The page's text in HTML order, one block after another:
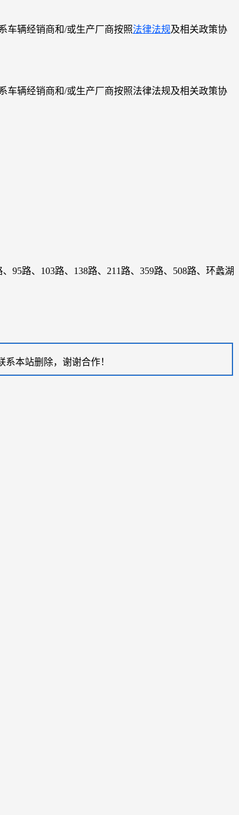
车辆经销商和/或生产厂商按照法律法规及相关政策协
车辆经销商和/或生产厂商按照法律法规及相关政策协
95路、103路、138路、211路、359路、508路、环蠡湖
本站删除，谢谢合作！